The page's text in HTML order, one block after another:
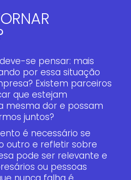
se pensar: mais
por essa situação
Existem parceiros
que estejam
mesma dor e possam
juntos?
é necessário se
outro e refletir sobre
pode ser relevante e
ou pessoas